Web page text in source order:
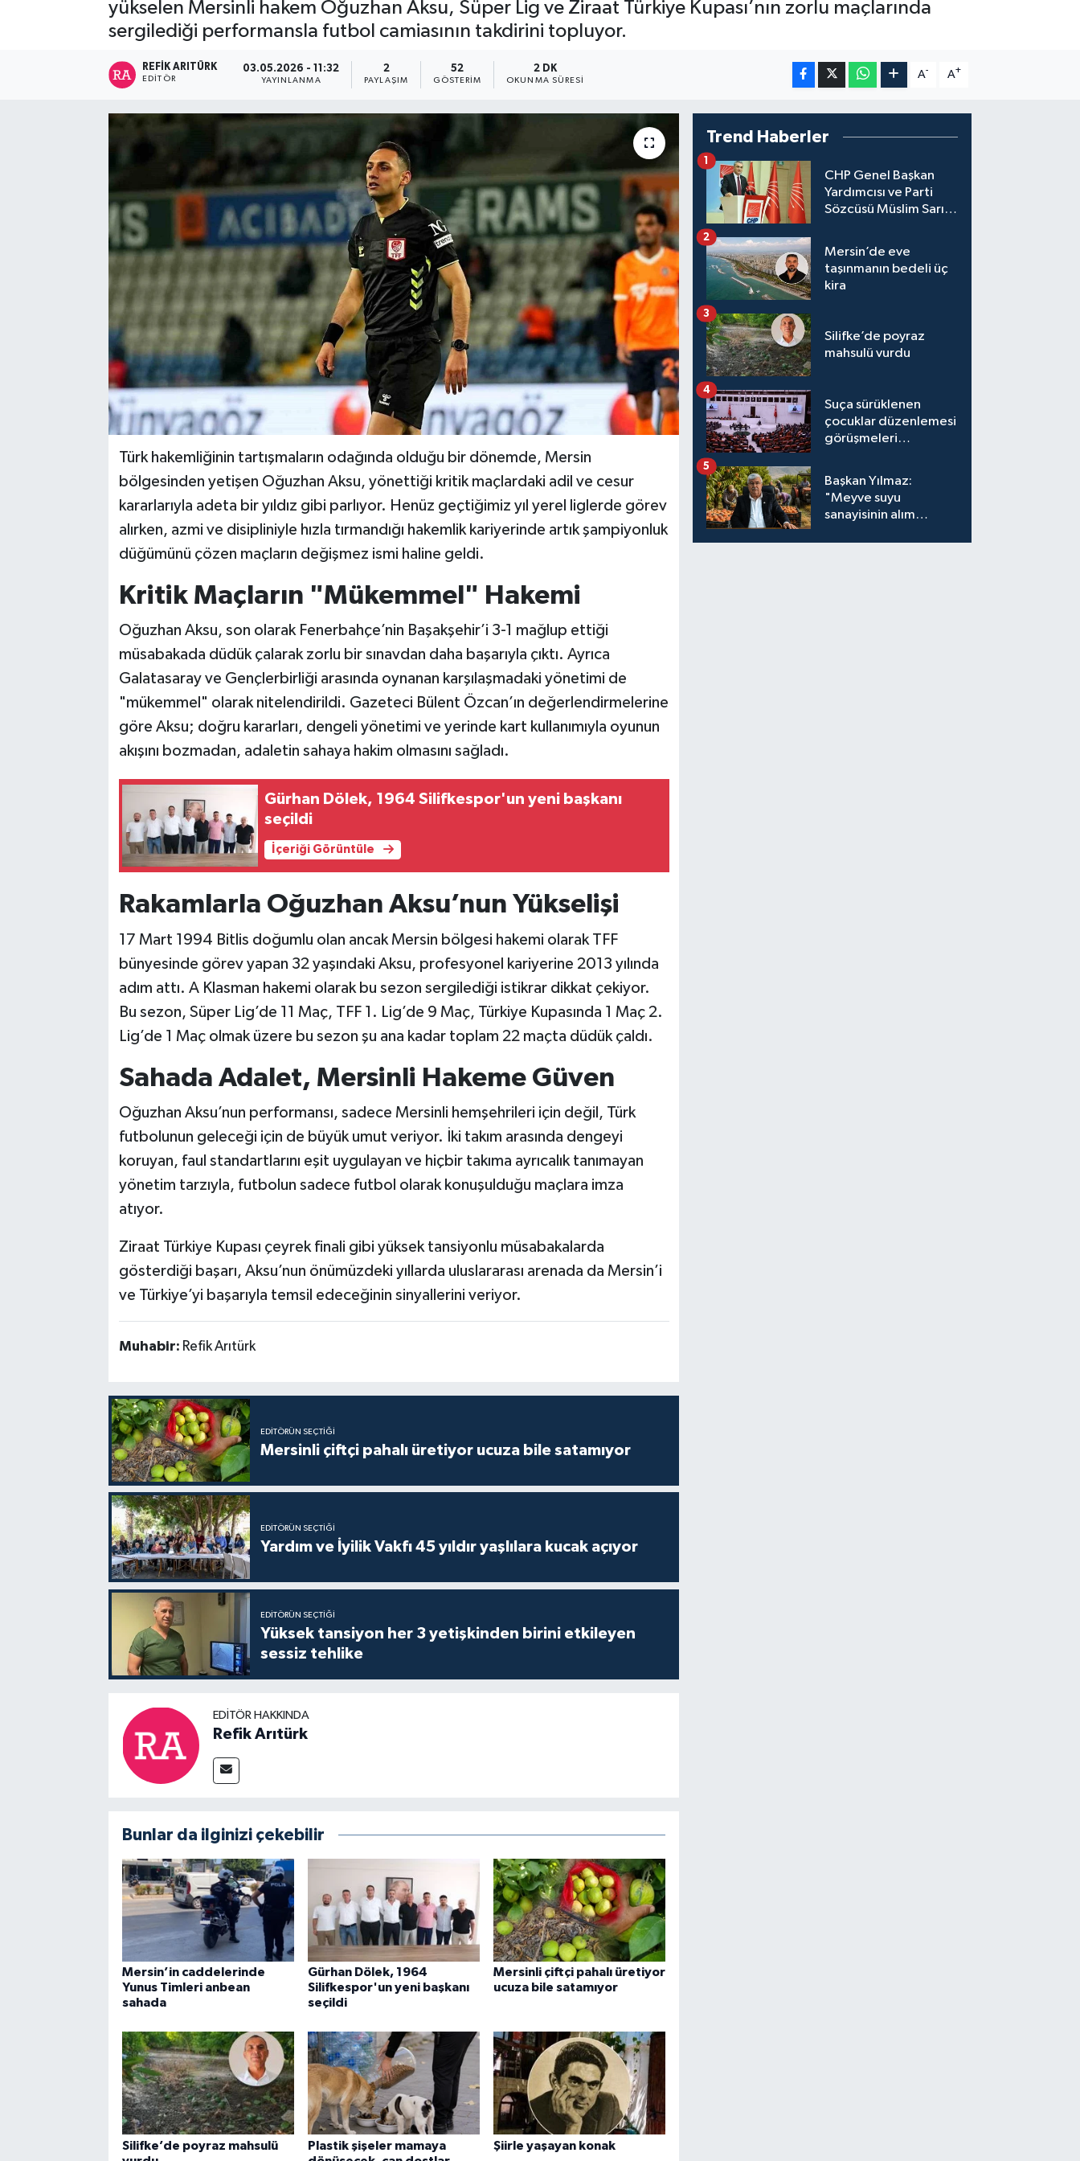
yükselen Mersinli hakem Oğuzhan Aksu, Süper Lig ve Ziraat Türkiye Kupası’nın zorlu maçlarında
sergilediği performansla futbol camiasının takdirini topluyor.
REFIK ARITÜRK
EDITÖR
03.05.2026 - 11:32
YAYINLANMA
2
PAYLAŞIM
52
GÖSTERIM
2 DK
OKUNMA SÜRESI
A- A+
Türk hakemliğinin tartışmaların odağında olduğu bir dönemde, Mersin
bölgesinden yetişen Oğuzhan Aksu, yönettiği kritik maçlardaki adil ve cesur
kararlarıyla adeta bir yıldız gibi parlıyor. Henüz geçtiğimiz yıl yerel liglerde görev
alırken, azmi ve disipliniyle hızla tırmandığı hakemlik kariyerinde artık şampiyonluk
düğümünü çözen maçların değişmez ismi haline geldi.
Kritik Maçların "Mükemmel" Hakemi
Oğuzhan Aksu, son olarak Fenerbahçe’nin Başakşehir’i 3-1 mağlup ettiği
müsabakada düdük çalarak zorlu bir sınavdan daha başarıyla çıktı. Ayrıca
Galatasaray ve Gençlerbirliği arasında oynanan karşılaşmadaki yönetimi de
"mükemmel" olarak nitelendirildi. Gazeteci Bülent Özcan’ın değerlendirmelerine
göre Aksu; doğru kararları, dengeli yönetimi ve yerinde kart kullanımıyla oyunun
akışını bozmadan, adaletin sahaya hakim olmasını sağladı.
Gürhan Dölek, 1964 Silifkespor'un yeni başkanı
seçildi
İçeriği Görüntüle
Rakamlarla Oğuzhan Aksu’nun Yükselişi
17 Mart 1994 Bitlis doğumlu olan ancak Mersin bölgesi hakemi olarak TFF
bünyesinde görev yapan 32 yaşındaki Aksu, profesyonel kariyerine 2013 yılında
adım attı. A Klasman hakemi olarak bu sezon sergilediği istikrar dikkat çekiyor.
Bu sezon, Süper Lig’de 11 Maç, TFF 1. Lig’de 9 Maç, Türkiye Kupasında 1 Maç 2.
Lig’de 1 Maç olmak üzere bu sezon şu ana kadar toplam 22 maçta düdük çaldı.
Sahada Adalet, Mersinli Hakeme Güven
Oğuzhan Aksu’nun performansı, sadece Mersinli hemşehrileri için değil, Türk
futbolunun geleceği için de büyük umut veriyor. İki takım arasında dengeyi
koruyan, faul standartlarını eşit uygulayan ve hiçbir takıma ayrıcalık tanımayan
yönetim tarzıyla, futbolun sadece futbol olarak konuşulduğu maçlara imza
atıyor.
Ziraat Türkiye Kupası çeyrek finali gibi yüksek tansiyonlu müsabakalarda
gösterdiği başarı, Aksu’nun önümüzdeki yıllarda uluslararası arenada da Mersin’i
ve Türkiye’yi başarıyla temsil edeceğinin sinyallerini veriyor.
Muhabir: Refik Arıtürk
EDITÖRÜN SEÇTIĞI
Mersinli çiftçi pahalı üretiyor ucuza bile satamıyor
EDITÖRÜN SEÇTIĞI
Yardım ve İyilik Vakfı 45 yıldır yaşlılara kucak açıyor
EDITÖRÜN SEÇTIĞI
Yüksek tansiyon her 3 yetişkinden birini etkileyen
sessiz tehlike
EDITÖR HAKKINDA
Refik Arıtürk
Bunlar da ilginizi çekebilir
Mersin’in caddelerinde
Yunus Timleri anbean
sahada
Gürhan Dölek, 1964
Silifkespor'un yeni başkanı
seçildi
Mersinli çiftçi pahalı üretiyor
ucuza bile satamıyor
Silifke’de poyraz mahsulü
Plastik şişeler mamaya
Şiirle yaşayan konak
Trend Haberler
CHP Genel Başkan
Yardımcısı ve Parti
Sözcüsü Müslim Sarı,
1
Mersin’de eve
taşınmanın bedeli üç
kira
2
Silifke’de poyraz
mahsulü vurdu
3
Suça sürüklenen
çocuklar düzenlemesi
görüşmeleri
4
Başkan Yılmaz:
"Meyve suyu
sanayisinin alım
5